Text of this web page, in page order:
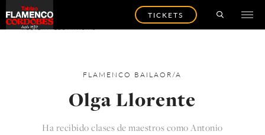
TICKETS
VOLVER A LOS ARTISTAS
FLAMENCO BAILAOR/A
Olga Llorente
Ha recibido clases de maestros como Antonio